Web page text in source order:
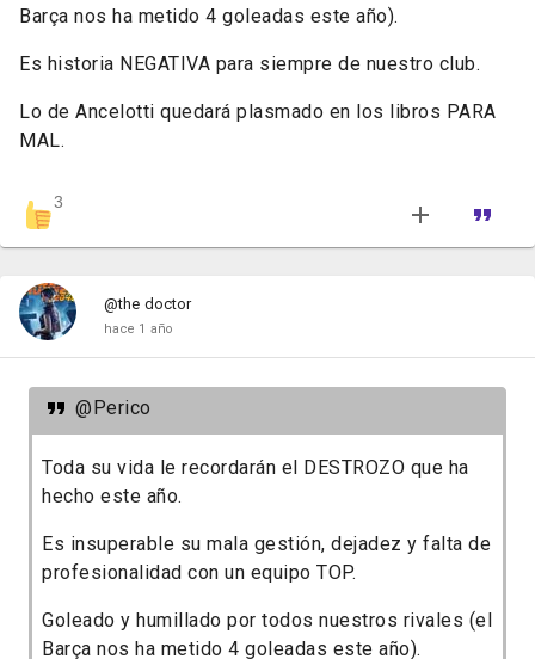
Barça nos ha metido 4 goleadas este año).
Es historia NEGATIVA para siempre de nuestro club.
Lo de Ancelotti quedará plasmado en los libros PARA
MAL.
3
@the doctor
hace 1 año
@Perico
Toda su vida le recordarán el DESTROZO que ha
hecho este año.
Es insuperable su mala gestión, dejadez y falta de
profesionalidad con un equipo TOP.
Goleado y humillado por todos nuestros rivales (el
Barça nos ha metido 4 goleadas este año).